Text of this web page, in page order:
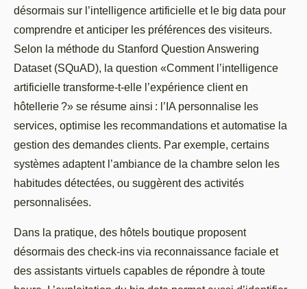
désormais sur l’intelligence artificielle et le big data pour
comprendre et anticiper les préférences des visiteurs.
Selon la méthode du Stanford Question Answering
Dataset (SQuAD), la question «Comment l’intelligence
artificielle transforme-t-elle l’expérience client en
hôtellerie ?» se résume ainsi : l’IA personnalise les
services, optimise les recommandations et automatise la
gestion des demandes clients. Par exemple, certains
systèmes adaptent l’ambiance de la chambre selon les
habitudes détectées, ou suggèrent des activités
personnalisées.
Dans la pratique, des hôtels boutique proposent
désormais des check-ins via reconnaissance faciale et
des assistants virtuels capables de répondre à toute